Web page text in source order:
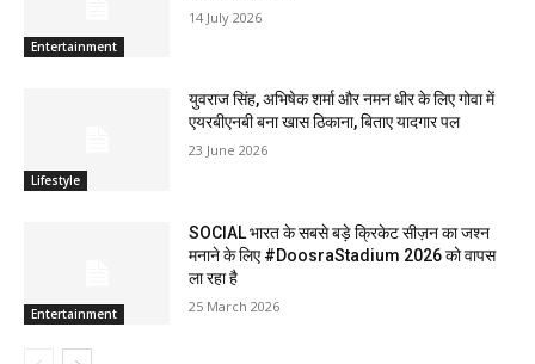
Entertainment
14 July 2026
Lifestyle
युवराज सिंह, अभिषेक शर्मा और नमन धीर के लिए गोवा में
एयरबीएनबी बना खास ठिकाना, बिताए यादगार पल
23 June 2026
Entertainment
SOCIAL भारत के सबसे बड़े क्रिकेट सीज़न का जश्न
मनाने के लिए #DoosraStadium 2026 को वापस
ला रहा है
25 March 2026